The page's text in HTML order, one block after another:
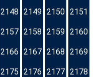
2148 2149 2150 2151
2157 2158 2159 2160
2166 2167 2168 2169
2175 2176 2177 2178